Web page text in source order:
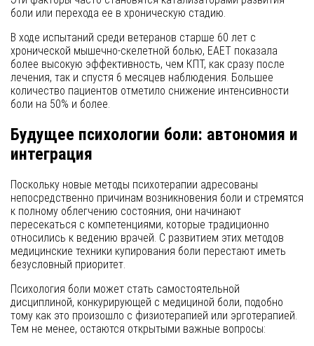
боли или перехода ее в хроническую стадию.
В ходе испытаний среди ветеранов старше 60 лет с
хронической мышечно-скелетной болью, EAET показала
более высокую эффективность, чем КПТ, как сразу после
лечения, так и спустя 6 месяцев наблюдения. Большее
количество пациентов отметило снижение интенсивности
боли на 50% и более.
Будущее психологии боли: автономия и
интеграция
Поскольку новые методы психотерапии адресованы
непосредственно причинам возникновения боли и стремятся
к полному облегчению состояния, они начинают
пересекаться с компетенциями, которые традиционно
относились к ведению врачей. С развитием этих методов
медицинские техники купирования боли перестают иметь
безусловный приоритет.
Психология боли может стать самостоятельной
дисциплиной, конкурирующей с медициной боли, подобно
тому как это произошло с физиотерапией или эрготерапией.
Тем не менее, остаются открытыми важные вопросы: